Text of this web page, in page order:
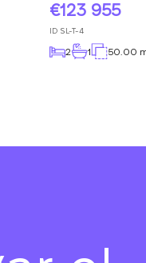
123 955
ID SL-T-4
2 1 50.00